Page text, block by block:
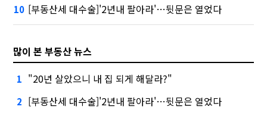
10 [부동산세 대수술]'2년내 팔아라'…뒷문은 열었다
많이 본 부동산 뉴스
1 "20년 살았으니 내 집 되게 해달라?"
2 [부동산세 대수술]'2년내 팔아라'…뒷문은 열었다